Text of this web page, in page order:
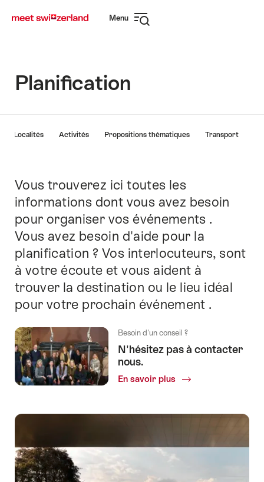
sur
rapide
Menu
Planification
directement
aux
points
forts
sur
page.
Localités Activités Propositions thématiques Transport
Introduction
Vous trouverez ici toutes les
informations dont vous avez besoin
pour organiser vos événements .
Vous avez besoin d'aide pour la
planification ? Vos interlocuteurs, sont
à votre écoute et vous aident à
trouver la destination ou le lieu idéal
pour votre prochain événement .
Besoin d'un conseil ?
N'hésitez pas à contacter
nous.
En savoir plus